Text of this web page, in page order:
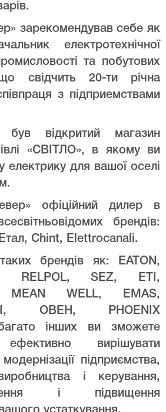
зарекомендував себе як
електротехнічної
та побутових
свідчить 20-ти річна
з підприемствами
відкритий магазин
«СВІТЛО», в якому ви
електрику для вашої оселі
офіційний дилер в
брендів:
Chint, Elettrocanali.
брендів як: EATON,
RELPOL, SEZ, ETI,
MEAN WELL, EMAS,
ОВЕН, PHOENIX
інших ви зможете
вирішувати
підприємства,
і керування,
і підвищення